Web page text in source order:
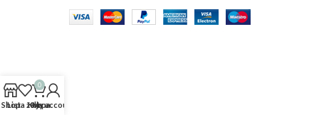
Shop
Lista želja
0
Korpa
My account